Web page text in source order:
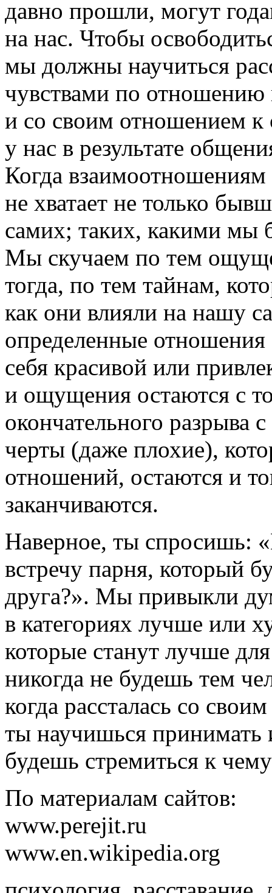
давно прошли, могут
на нас. Чтобы
мы должны научиться
чувствами по отношению
и со своим отношением к
у нас в результате
Когда
не хватает не только
самих; таких, какими мы
Мы скучаем по тем
тогда, по тем тайнам,
как они влияли на нашу
определенные отношения
себя красивой или
и ощущения остаются с
окончательного
черты (даже плохие),
отношений, остаются и
заканчиваются.
Наверное, ты спросишь:
встречу парня, который
друга?». Мы привыкли
в категориях лучше или
которые станут лучше
никогда не будешь тем
когда рассталась со
ты научишься принимать
будешь стремиться к
По материалам сайтов:
www.perejit.ru
www.en.wikipedia.org